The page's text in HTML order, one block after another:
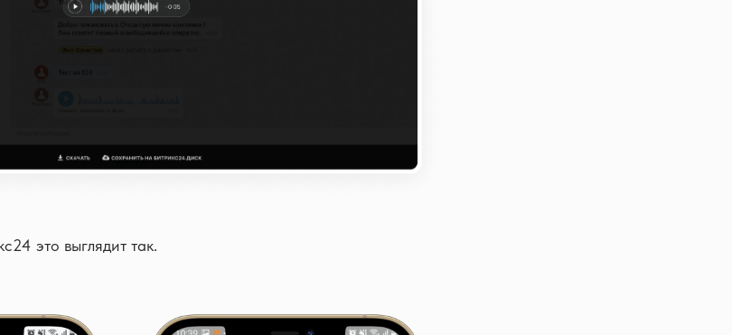
это выглядит так.